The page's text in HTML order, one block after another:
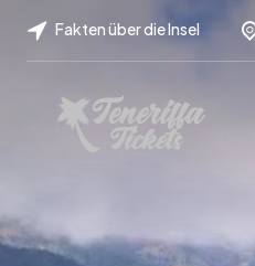
Fakten über die Insel